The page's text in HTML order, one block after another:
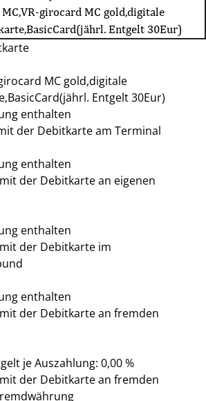
girocard MC gold,digitale
Entgelt 30Eur)
MC gold,digitale
Entgelt 30Eur)
enthalten
der Debitkarte am Terminal
enthalten
der Debitkarte an eigenen
enthalten
der Debitkarte im
enthalten
der Debitkarte an fremden
je Auszahlung: 0,00 %
der Debitkarte an fremden